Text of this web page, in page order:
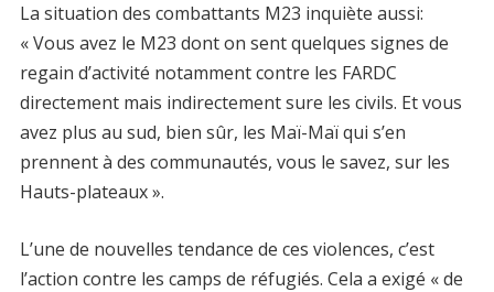
La situation des combattants M23 inquiète aussi:
« Vous avez le M23 dont on sent quelques signes de
regain d’activité notamment contre les FARDC
directement mais indirectement sure les civils. Et vous
avez plus au sud, bien sûr, les Maï-Maï qui s’en
prennent à des communautés, vous le savez, sur les
Hauts-plateaux ».
L’une de nouvelles tendance de ces violences, c’est
l’action contre les camps de réfugiés. Cela a exigé « de